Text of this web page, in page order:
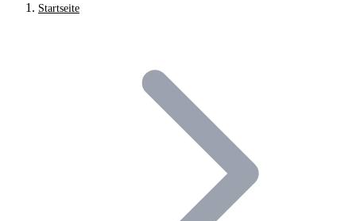
Startseite